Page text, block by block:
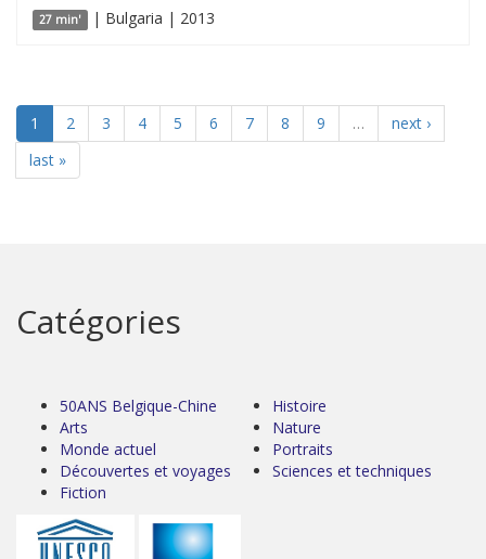
27 min' | Bulgaria | 2013
1 2 3 4 5 6 7 8 9 …
next ›
last »
Catégories
50ANS Belgique-Chine
Arts
Monde actuel
Découvertes et voyages
Fiction
Histoire
Nature
Portraits
Sciences et techniques